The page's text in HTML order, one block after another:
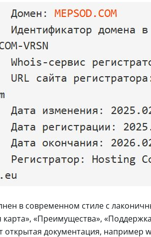
в современном стиле с
«Преимущества»,
открытая документация,